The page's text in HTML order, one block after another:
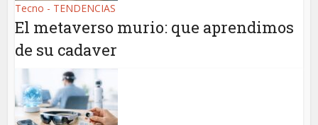
Tecno - TENDENCIAS
El metaverso murio: que aprendimos
de su cadaver